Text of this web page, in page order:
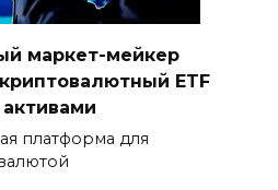
маркет-мейкер
криптовалютный ETF
платформа для